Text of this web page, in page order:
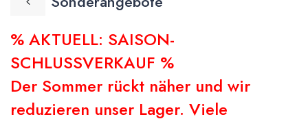
% AKTUELL: SAISON-
SCHLUSSVERKAUF %
Der Sommer rückt näher und wir
reduzieren unser Lager. Viele